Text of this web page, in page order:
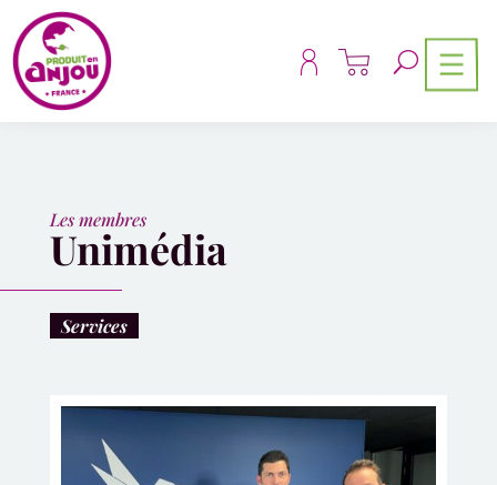
Les membres
Unimédia
Services
Panneau de gestion des cookies